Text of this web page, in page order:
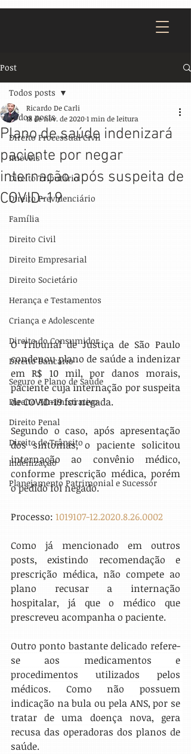
Post
Todos posts
Direito Processual Civil
Imóveis
Direito Tributário
Direito Previdenciário
Família
Direito Civil
Direito Empresarial
Direito Societário
Herança e Testamentos
Criança e Adolescente
Direito do Consumidor
Direito Bancário
Seguro e Plano de Saúde
Direito Administrativo
Direito Penal
Direito de Trânsito
Indenização
Planejamento Patrimonial e Sucessór
Todos posts
Plano de saúde indenizará
paciente por negar
internação após suspeita de
COVID-19
Ricardo De Carli
18 de nov. de 20201 min de leitura
O Tribunal de Justiça de São Paulo
condenou plano de saúde a indenizar
em R$ 10 mil, por danos morais,
paciente cuja internação por suspeita
de COVID-19 foi negada.
Segundo o caso, após apresentação
dos sintomas, o paciente solicitou
internação ao convênio médico,
conforme prescrição médica, porém
o pedido foi negado.
Processo: 1019107-12.2020.8.26.0002
Como já mencionado em outros
posts, existindo recomendação e
prescrição médica, não compete ao
plano recusar a internação
hospitalar, já que o médico que
prescreveu acompanha o paciente.
Outro ponto bastante delicado refere-
se aos medicamentos e
procedimentos utilizados pelos
médicos. Como não possuem
indicação na bula ou pela ANS, por se
tratar de uma doença nova, gera
recusa das operadoras dos planos de
saúde.